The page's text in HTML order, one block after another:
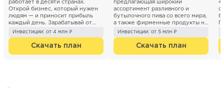
работает в десяти странах.
Открой бизнес, который нужен
людям — и приносит прибыль
каждый день. Зарабатывай от
300 000 р. с п...
Инвестиции: от 4 млн ₽
Скачать план
предлагающая широкий
ассортимент разливного и
бутылочного пива со всего мира,
а также фирменные продукты на
каж...
Инвестиции: от 5 млн ₽
Скачать план